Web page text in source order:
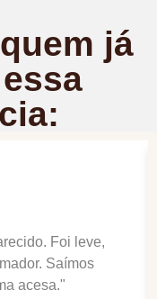
já
Foi leve,
Saímos
acesa."